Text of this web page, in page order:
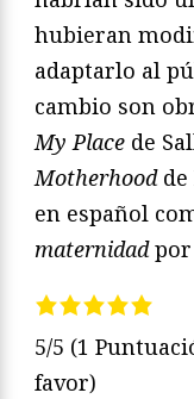
hubieran
adaptarlo al
cambio son
My Place de
Motherhoodde
en español
maternidadpor
5/5 (1
favor)